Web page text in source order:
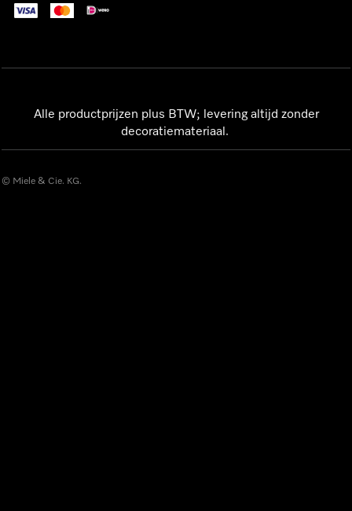
Alle productprijzen plus BTW; levering altijd zonder
decoratiemateriaal.
© Miele & Cie. KG.